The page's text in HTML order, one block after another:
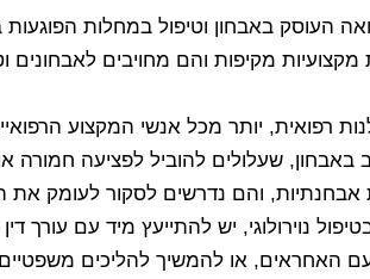
העוסק באבחון וטיפול במחלות
מקיפות והם מחויבים לאבחונים
רפואית, יותר מכל אנשי המקצוע
באבחון, שעלולים להוביל לפציעה
אבחנתיות, והם נדרשים לסקור לעומק את
נוירולוגי, יש להתייעץ מיד עם עורך
האחראים, או להמשיך להליכים